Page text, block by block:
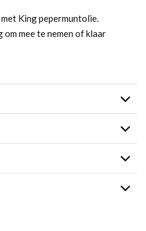
King pepermuntolie.
mee te nemen of klaar